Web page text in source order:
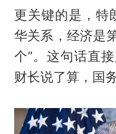
更关键的是，特
华关系，经济是
个”。这句话直
财长说了算，国